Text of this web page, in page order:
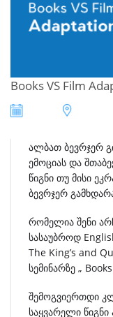
Books VS Film
ალბათ ბევრჯერ
ემოციას და
წიგნი თუ მისი
ბევრჯერ
რომელია შენი
სასაუბროდ
The King’s and
სემინარზე „
შემოგვიერთდი
საყვარელი წიგნი